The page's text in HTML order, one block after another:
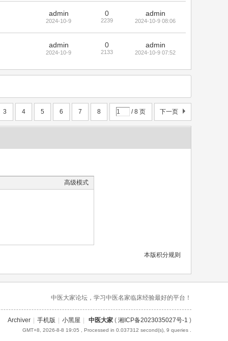
admin
2024-10-9
0
2239
admin
2024-10-9 08:06
admin
2024-10-9
0
2133
admin
2024-10-9 07:52
3 4 5 6 7 8 / 8 页 下一页
高级模式
本版积分规则
中医大家论坛，学习中医名家临床经验最好的平台！
Archiver 手机版 小黑屋 中医大家 ( 湘ICP备2023035027号-1 )
GMT+8, 2026-8-8 19:05 , Processed in 0.037312 second(s), 9 queries .